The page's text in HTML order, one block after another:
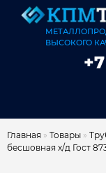
ВЫСОКОГО
Главная » Товары »
бесшовная х/д Гост